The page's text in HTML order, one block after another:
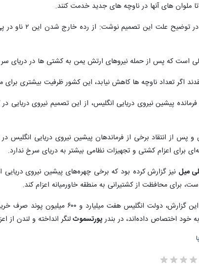
ملوان های آنها در ناوچه های جدید خدمت کنند.
جی‌بی‌ان در
است که پس از حمله نیروهای ارتش یمن به کشتی‌ ها در دریای
اگر تعداد ناوچه ها کاهش نیابد، این کشور ظرفیت بیشتری
فرمانده پیشین نیروی دریایی انگلیس، از این تصمیم نیروی
پس از انتقاد برخی از فرماندهان پیشین نیروی دریایی انگلیس
برای اعزام کشتی و تجهیزات نظامی بیشتر به دریای سرخ ندارد.
‌میل
برای محافظت از کشتیرانی به منطقه خاورمیانه اعزام کند.
دولت انگلیس هفت میلیارد و ۶۰۰ میلیون پوند صرف خرید ناوهای هواپیمابر
خود اختصاص داده‌اند، در بندرپورتسموث لنگر انداخته و لندن از